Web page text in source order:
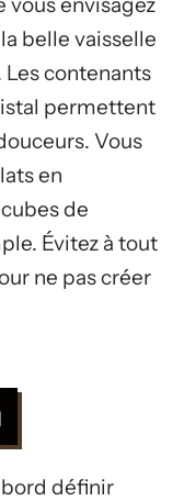
belle vaisselle
contenants
permettent
Vous
en
de
Évitez à tout
ne pas créer
définir